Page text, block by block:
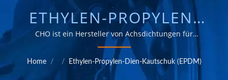
ETHYLEN-PROPYLEN-
DIEN-KAUTSCHUK
(EPDM) / HERSTELLER
CHO ist ein Hersteller von Achsdichtungen für
Lastwagen und Anhänger, mit großer Erfahrung in ODM
und OEM seit 30 Jahren.
Home / / Ethylen-Propylen-Dien-Kautschuk (EPDM)